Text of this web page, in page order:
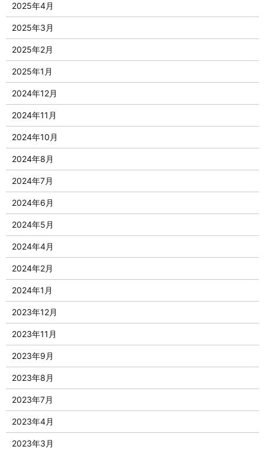
2025年4月
2025年3月
2025年2月
2025年1月
2024年12月
2024年11月
2024年10月
2024年8月
2024年7月
2024年6月
2024年5月
2024年4月
2024年2月
2024年1月
2023年12月
2023年11月
2023年9月
2023年8月
2023年7月
2023年4月
2023年3月